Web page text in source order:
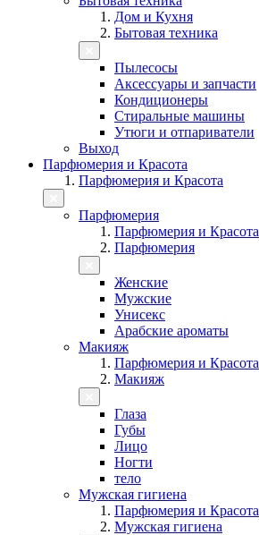
Дом и Кухня
Бытовая техника
Пылесосы
Аксессуары и запчасти
Кондиционеры
Стиральные машины
Утюги и отпариватели
Выход
Парфюмерия и Красота
Парфюмерия и Красота
Парфюмерия
Парфюмерия и Красота
Парфюмерия
Женские
Мужские
Унисекс
Арабские ароматы
Макияж
Парфюмерия и Красота
Макияж
Глаза
Губы
Лицо
Ногти
тело
Мужская гигиена
Парфюмерия и Красота
Мужская гигиена